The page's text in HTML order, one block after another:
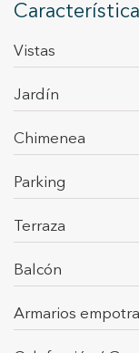
vistas
jardín
chimenea
parking
terraza
balcón
armarios